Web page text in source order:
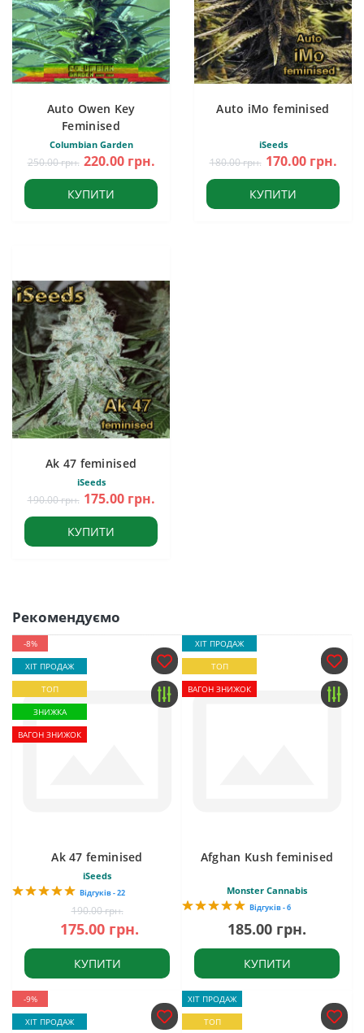
Auto Owen Key
Feminised
Columbian Garden
250.00 грн. 220.00 грн.
КУПИТИ
Auto iMo feminised
iSeeds
180.00 грн. 170.00 грн.
КУПИТИ
Ak 47 feminised
iSeeds
190.00 грн. 175.00 грн.
КУПИТИ
Рекомендуємо
-8%
ХІТ ПРОДАЖ
ТОП
ЗНИЖКА
ВАГОН ЗНИЖОК
Ak 47 feminised
iSeeds
Відгуків - 22
190.00 грн.
175.00 грн.
КУПИТИ
ХІТ ПРОДАЖ
ТОП
ВАГОН ЗНИЖОК
Afghan Kush feminised
Monster Cannabis
Відгуків - 6
185.00 грн.
КУПИТИ
-9%
ХІТ ПРОДАЖ
ХІТ ПРОДАЖ
ТОП